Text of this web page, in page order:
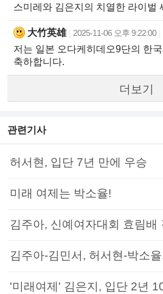
스미레와 김은지의 치열한 라이벌
大竹英雄 2025-11-06 오후 9:22:00
저는 일본 오다케히데오9단의 한
축하합니다.
더보기
관련기사
허서현, 입단 7년 만에 우승
미래 여제는 박소율!
김주아, 신예여자대회 효림배
김주아-김민서, 허서현-박소
'미래여제' 김은지, 입단 2년